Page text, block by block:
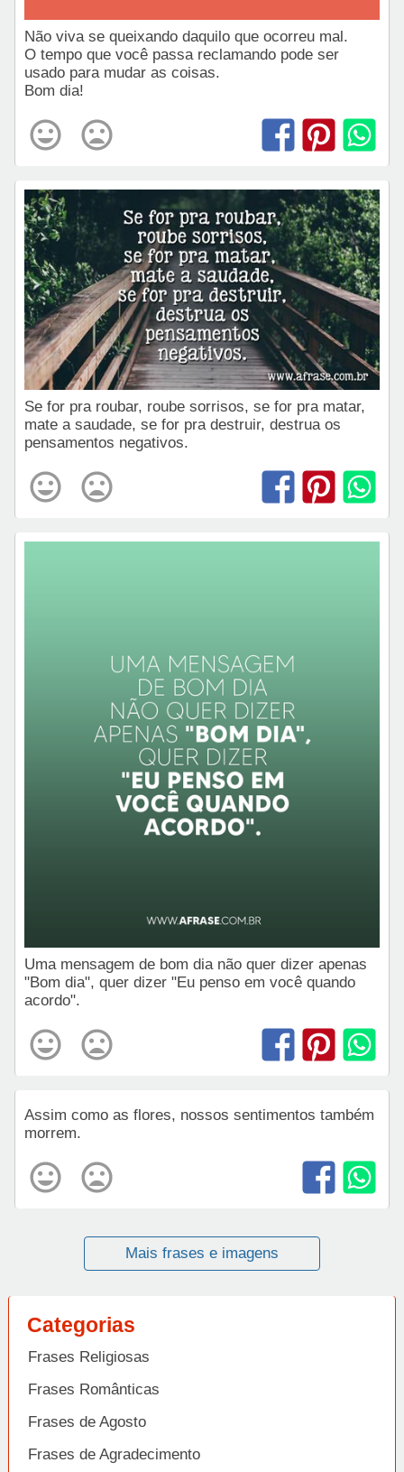
Não viva se queixando daquilo que ocorreu mal.
O tempo que você passa reclamando pode ser
usado para mudar as coisas.
Bom dia!
Se for pra roubar, roube sorrisos, se for pra matar,
mate a saudade, se for pra destruir, destrua os
pensamentos negativos.
Uma mensagem de bom dia não quer dizer apenas
"Bom dia", quer dizer "Eu penso em você quando
acordo".
Assim como as flores, nossos sentimentos também
morrem.
Mais frases e imagens
Categorias
Frases Religiosas
Frases Românticas
Frases de Agosto
Frases de Agradecimento